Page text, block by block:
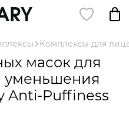
Комплексы для
масок для
уменьшения
Anti-Puffiness